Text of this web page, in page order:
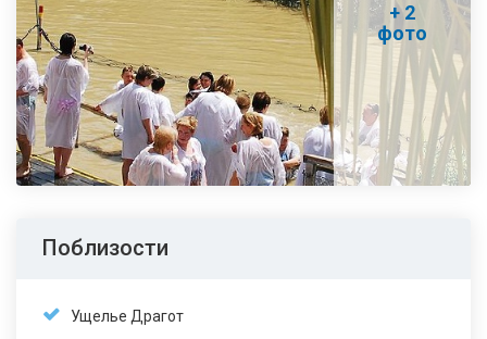
+ 2
фото
Поблизости
Ущелье Драгот